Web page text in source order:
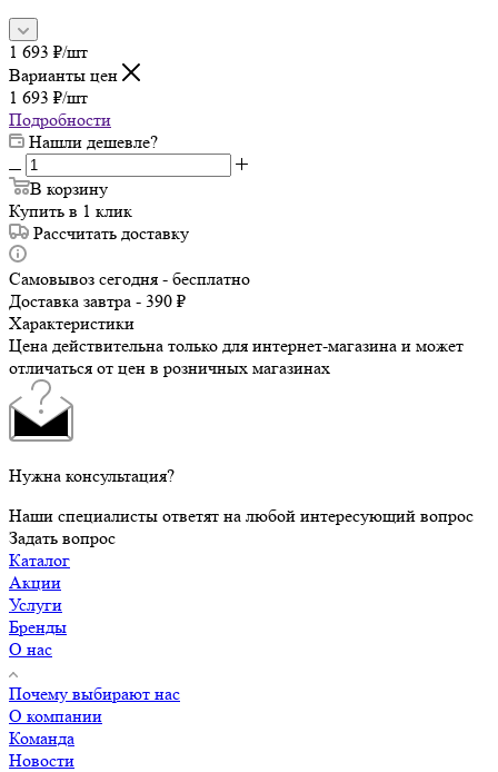
1 693 ₽/шт
Варианты цен
1 693 ₽/шт
Подробности
Нашли дешевле?
В корзину
Купить в 1 клик
Рассчитать доставку
Самовывоз сегодня - бесплатно
Доставка завтра - 390 ₽
Характеристики
Цена действительна только для интернет-магазина и может
отличаться от цен в розничных магазинах
Нужна консультация?
Наши специалисты ответят на любой интересующий вопрос
Задать вопрос
Каталог
Акции
Услуги
Бренды
О нас
Почему выбирают нас
О компании
Команда
Новости